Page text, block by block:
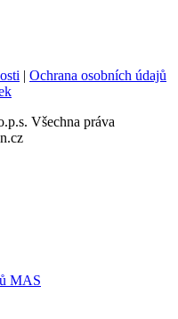
| Ochrana osobních údajů
Všechna práva
MAS